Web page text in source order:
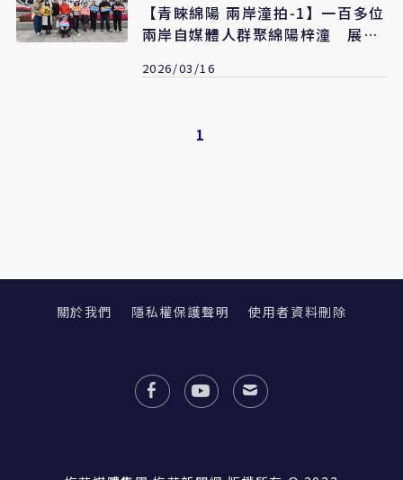
【青睞綿陽 兩岸潼拍-1】一百多位
兩岸自媒體人群聚綿陽梓潼 展開
2026/03/16
1
關於我們 隱私權保護聲明 使用者資料刪除